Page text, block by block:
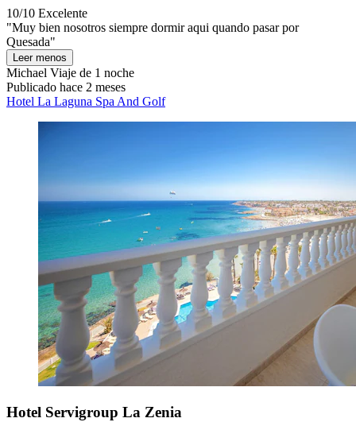
10/10 Excelente
"Muy bien nosotros siempre dormir aqui quando pasar por
Quesada"
Leer menos
Michael Viaje de 1 noche
Publicado hace 2 meses
Hotel La Laguna Spa And Golf
Hotel Servigroup La Zenia